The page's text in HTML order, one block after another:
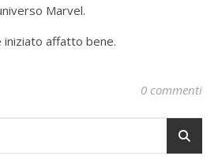
Marvel.
affatto bene.
0 commenti